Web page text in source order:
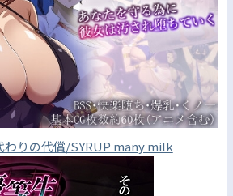
わりの代償/SYRUP many milk